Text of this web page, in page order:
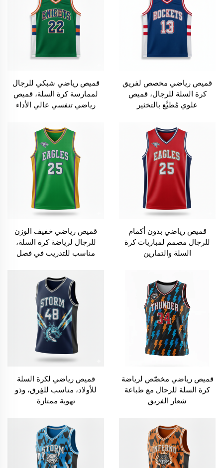
قميص رياضي مخصص لفريق
كرة السلة للرجال، قميص
علوي مُطبَّع بالتخثير
قميص رياضي شبكي للرجال
لممارسة كرة السلة، قميص
رياضي تنفسي عالي الأداء
قميص رياضي بدون أكمام
للرجال مصمم لمباريات كرة
السلة والتمارين
قميص رياضي خفيف الوزن
للرجال لرياضة كرة السلة،
مناسب للتدريب في فصل
قميص رياضي مخصّص لرياضة
كرة السلة للرجال مع طباعة
شعار الفريق
قميص رياضي لكرة السلة
للأولاد، مناسب للفِرق، وذو
تهوية ممتازة